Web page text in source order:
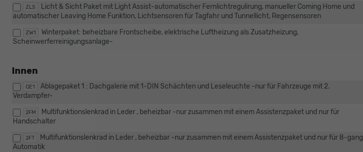
ZLS
Licht & Sicht Paket mit Light Assist-automatischer Fernlichtregulirung, manueller Coming Home und
automatischer Leaving Home Funktion, Lichtsensoren für Tagfahr und Tunnellicht, Regensensoren
ZW1
Winterpaket: beheizbare Frontscheibe, elektrische Luftheizung als Zusatzheizung,
Scheinwerferreinigungsanlage-
Innen
QE1
Ablagepaket 1 : Dachgalerie mit 1-DIN Schächten und Leseleuchte -nur für Fahrzeuge mit 2.
Verdampfer-
2FM
Multifunktionslenkrad in Leder , beheizbar -nur zusammen mit einem Assistenzpaket und nur für
Handschalter
2FT
Multifunktionslenkrad in Leder , beheizbar -nur zusammen mit einem Assistenzpaket und nur für 8-gang
Automatik